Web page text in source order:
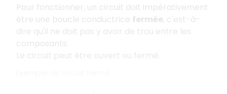
Pour fonctionner, un circuit doit impérativement
être une boucle conductrice fermée, c'est-à-
dire qu'il ne doit pas y avoir de trou entre les